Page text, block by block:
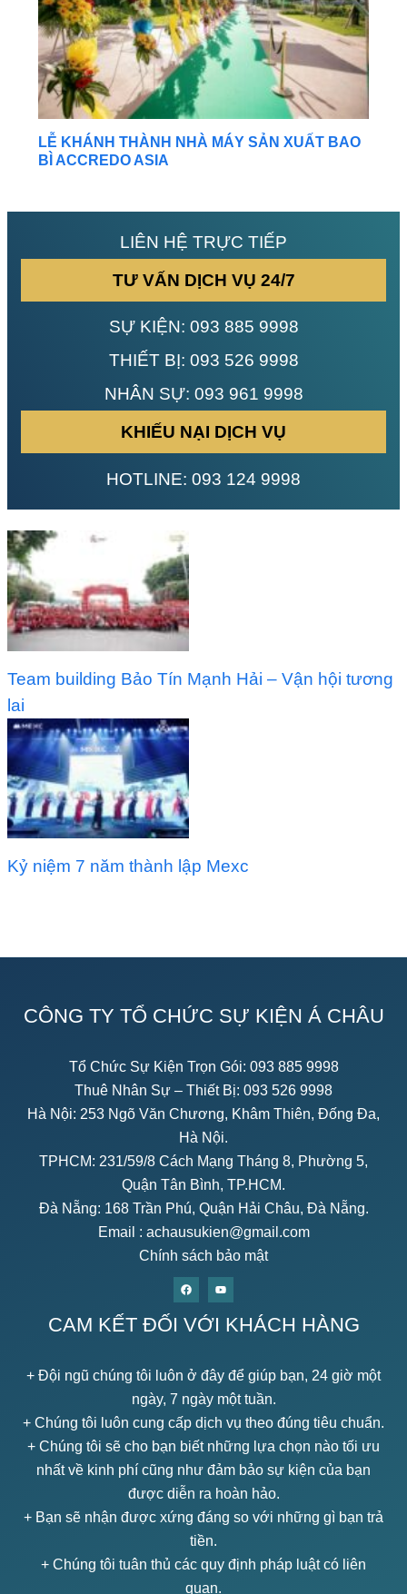
LỄ KHÁNH THÀNH NHÀ MÁY SẢN XUẤT BAO
BÌ ACCREDO ASIA
LIÊN HỆ TRỰC TIẾP
TƯ VẤN DỊCH VỤ 24/7
SỰ KIỆN: 093 885 9998
THIẾT BỊ: 093 526 9998
NHÂN SỰ: 093 961 9998
KHIẾU NẠI DỊCH VỤ
HOTLINE: 093 124 9998
Team building Bảo Tín Mạnh Hải – Vận hội tương
lai
Kỷ niệm 7 năm thành lập Mexc
CÔNG TY TỔ CHỨC SỰ KIỆN Á CHÂU
Tổ Chức Sự Kiện Trọn Gói: 093 885 9998
Thuê Nhân Sự – Thiết Bị: 093 526 9998
Hà Nội: 253 Ngõ Văn Chương, Khâm Thiên, Đống Đa,
Hà Nội.
TPHCM: 231/59/8 Cách Mạng Tháng 8, Phường 5,
Quận Tân Bình, TP.HCM.
Đà Nẵng: 168 Trần Phú, Quận Hải Châu, Đà Nẵng.
Email : achausukien@gmail.com
Chính sách bảo mật
CAM KẾT ĐỐI VỚI KHÁCH HÀNG
+ Đội ngũ chúng tôi luôn ở đây để giúp bạn, 24 giờ một
ngày, 7 ngày một tuần.
+ Chúng tôi luôn cung cấp dịch vụ theo đúng tiêu chuẩn.
+ Chúng tôi sẽ cho bạn biết những lựa chọn nào tối ưu
nhất về kinh phí cũng như đảm bảo sự kiện của bạn
được diễn ra hoàn hảo.
+ Bạn sẽ nhận được xứng đáng so với những gì bạn trả
tiền.
+ Chúng tôi tuân thủ các quy định pháp luật có liên
quan.